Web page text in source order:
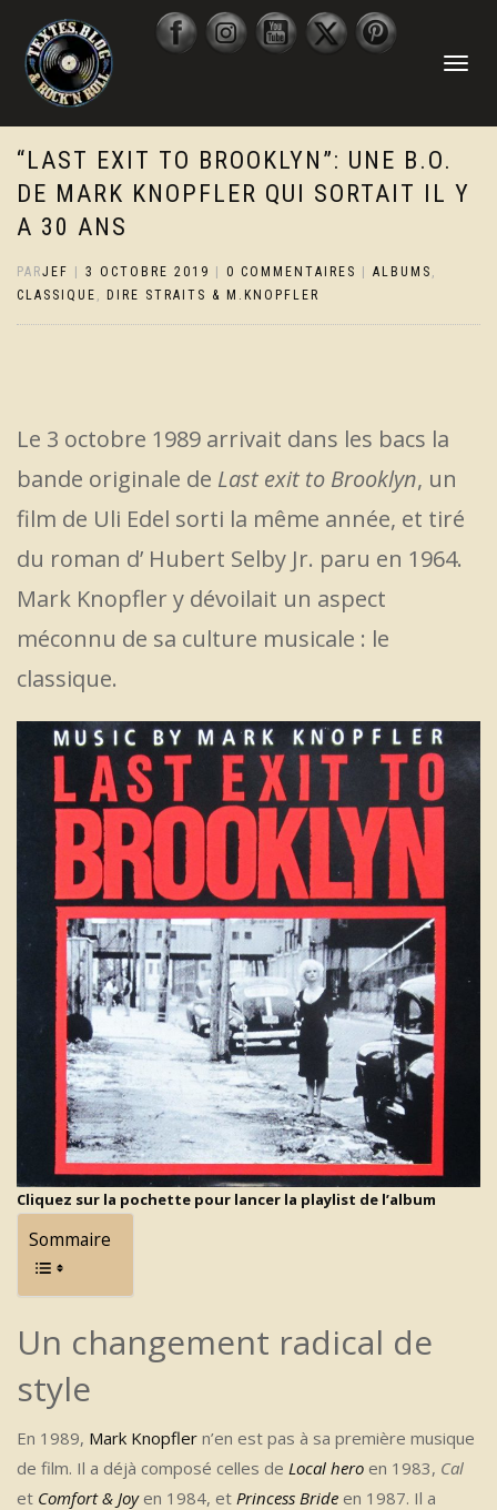
DÉPLIER
“LAST EXIT TO BROOKLYN”: UNE B.O.
DE MARK KNOPFLER QUI SORTAIT IL Y
A 30 ANS
PARJEF 3 OCTOBRE 2019 0 COMMENTAIRES ALBUMS ,
CLASSIQUE , DIRE STRAITS & M.KNOPFLER
Le 3 octobre 1989 arrivait dans les bacs la
bande originale de Last exit to Brooklyn, un
film de Uli Edel sorti la même année, et tiré
du roman d’ Hubert Selby Jr. paru en 1964.
Mark Knopfler y dévoilait un aspect
méconnu de sa culture musicale : le
classique.
Cliquez sur la pochette pour lancer la playlist de l’album
Sommaire
Un changement radical de
style
En 1989, Mark Knopfler n’en est pas à sa première musique
de film. Il a déjà composé celles de Local hero en 1983, Cal
et Comfort & Joyen 1984, et Princess Bride en 1987. Il a